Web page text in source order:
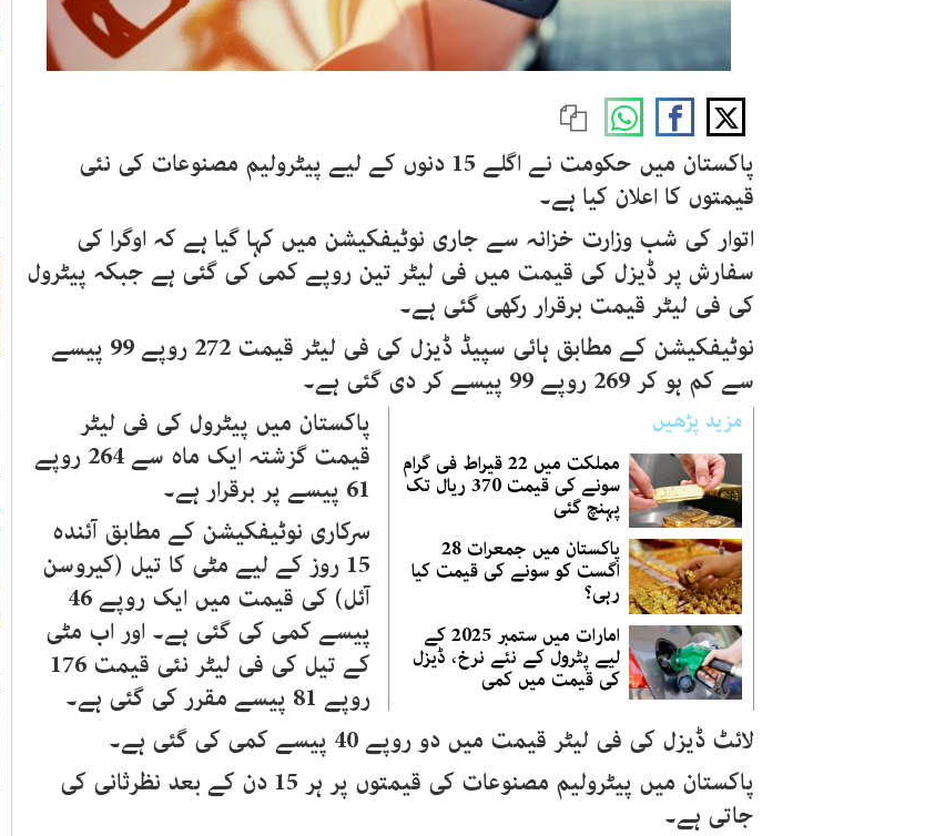
پاکستان میں حکومت نے اگلے 15 دنوں کے لیے پیٹرولیم مصنوعات کی نئی
قیمتوں کا اعلان کیا ہے۔
اتوار کی شب وزارت خزانہ سے جاری نوٹیفکیشن میں کہا گیا ہے کہ اوگرا کی
سفارش پر ڈیزل کی قیمت میں فی لیٹر تین روپے کمی کی گئی ہے جبکہ پیٹرول
کی فی لیٹر قیمت برقرار رکھی گئی ہے۔
نوٹیفکیشن کے مطابق ہائی سپیڈ ڈیزل کی فی لیٹر قیمت 272 روپے 99 پیسے
سے کم ہو کر 269 روپے 99 پیسے کر دی گئی ہے۔
مزید پڑھیں
مملکت میں 22 قیراط فی گرام
سونے کی قیمت 370 ریال تک
پہنچ گئی
پاکستان میں جمعرات 28
اگست کو سونے کی قیمت کیا
رہی؟
امارات میں ستمبر 2025 کے
لیے پٹرول کے نئے نرخ، ڈیزل
کی قیمت میں کمی
پاکستان میں پیٹرول کی فی لیٹر
قیمت گزشتہ ایک ماہ سے 264 روپے
61 پیسے پر برقرار ہے۔
سرکاری نوٹیفکیشن کے مطابق آئندہ
15 روز کے لیے مٹی کا تیل (کیروسن
آئل) کی قیمت میں ایک روپے 46
پیسے کمی کی گئی ہے۔ اور اب مٹی
کے تیل کی فی لیٹر نئی قیمت 176
روپے 81 پیسے مقرر کی گئی ہے۔
لائٹ ڈیزل کی فی لیٹر قیمت میں دو روپے 40 پیسے کمی کی گئی ہے۔
پاکستان میں پیٹرولیم مصنوعات کی قیمتوں پر ہر 15 دن کے بعد نظرثانی کی
جاتی ہے۔